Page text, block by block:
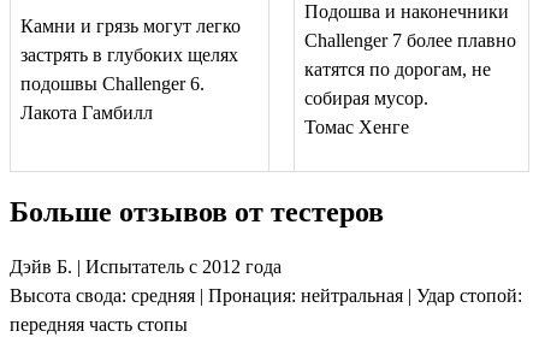
Камни и грязь могут легко
застрять в глубоких щелях
подошвы Challenger 6.
Лакота Гамбилл
Подошва и наконечники
Challenger 7 более плавно
катятся по дорогам, не
собирая мусор.
Томас Хенге
Больше отзывов от тестеров
Дэйв Б. | Испытатель с 2012 года
Высота свода: средняя | Пронация: нейтральная | Удар стопой:
передняя часть стопы